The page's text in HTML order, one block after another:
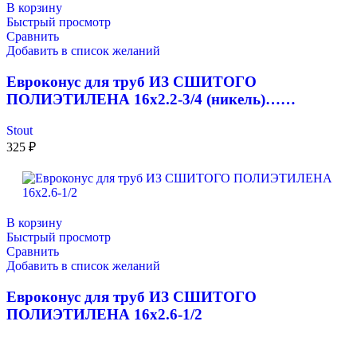
В корзину
Быстрый просмотр
Сравнить
Добавить в список желаний
Евроконус для труб ИЗ СШИТОГО
ПОЛИЭТИЛЕНА 16х2.2-3/4 (никель)……
Stout
325 ₽
В корзину
Быстрый просмотр
Сравнить
Добавить в список желаний
Евроконус для труб ИЗ СШИТОГО
ПОЛИЭТИЛЕНА 16х2.6-1/2